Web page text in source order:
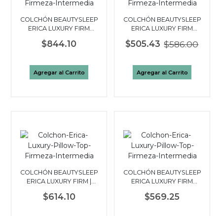
COLCHÓN BEAUTYSLEEP
ERICA LUXURY FIRM
PILLOW TOP KING
$844.10
Agregar al Carrito
COLCHÓN BEAUTYSLEEP
ERICA LUXURY FIRM
$505.43 $586.00
Agregar al Carrito
COLCHÓN BEAUTYSLEEP
ERICA LUXURY FIRM |
FULL 2 PLAZAS
$614.10
COLCHÓN BEAUTYSLEEP
ERICA LUXURY FIRM
PILLOW TOP|TWIN 1½
PLAZAS
$569.25